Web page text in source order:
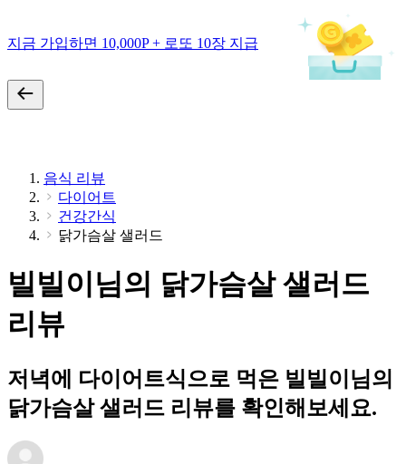
지금 가입하면 10,000P + 로또 10장 지급
음식 리뷰
다이어트
건강간식
닭가슴살 샐러드
빌빌이님의 닭가슴살 샐러드
리뷰
저녁에 다이어트식으로 먹은 빌빌이님의
닭가슴살 샐러드 리뷰를 확인해보세요.